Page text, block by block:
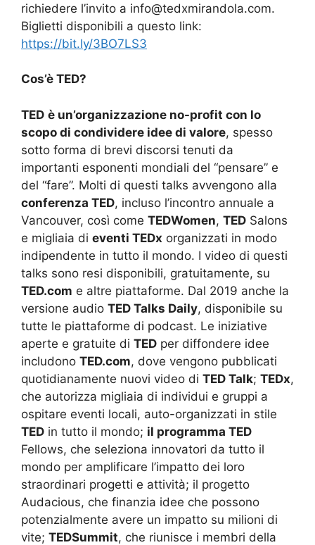
richiedere l’invito a info@tedxmirandola.com.
Biglietti disponibili a questo link:
https://bit.ly/3BO7LS3
Cos’è TED?
TED è un’organizzazione no-profit con lo
scopo di condividere idee di valore, spesso
sotto forma di brevi discorsi tenuti da
importanti esponenti mondiali del “pensare” e
del “fare”. Molti di questi talks avvengono alla
conferenza TED, incluso l’incontro annuale a
Vancouver, così come TEDWomen, TED Salons
e migliaia di eventi TEDx organizzati in modo
indipendente in tutto il mondo. I video di questi
talks sono resi disponibili, gratuitamente, su
TED.com e altre piattaforme. Dal 2019 anche la
versione audio TED Talks Daily, disponibile su
tutte le piattaforme di podcast. Le iniziative
aperte e gratuite di TED per diffondere idee
includono TED.com, dove vengono pubblicati
quotidianamente nuovi video di TED Talk; TEDx,
che autorizza migliaia di individui e gruppi a
ospitare eventi locali, auto-organizzati in stile
TED in tutto il mondo; il programma TED
Fellows, che seleziona innovatori da tutto il
mondo per amplificare l’impatto dei loro
straordinari progetti e attività; il progetto
Audacious, che finanzia idee che possono
potenzialmente avere un impatto su milioni di
vite; TEDSummit, che riunisce i membri della